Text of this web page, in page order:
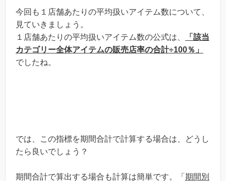
今回も１店舗あたりの平均扱いアイテム数について、
見ていきましょう。
１店舗あたりの平均扱いアイテム数の公式は、
「該当
カテゴリー全体アイテムの販売店率の合計÷100％」
でしたね。
では、この指標を期間合計で計算する場合は、どうし
たら良いでしょう？
期間合計で算出する場合も計算は簡単です。「 期間別